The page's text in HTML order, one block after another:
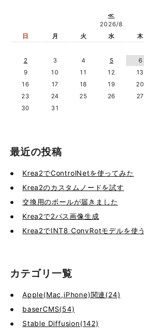
≪
2026/8
日
月 火 水 木
2
3 4 5 6
9
10 11 12 13
16
17 18 19 20
23
24 25 26 27
30
31
最近の投稿
Krea2でControlNetを使ってみた
Krea2のカスタムノードを試す
交換用のボールが届きました
Krea2で2パス画像生成
Krea2でINT8 ConvRotモデルを使う
カテゴリ一覧
Apple(Mac,iPhone)関連(24)
baserCMS(54)
Stable Diffusion(142)